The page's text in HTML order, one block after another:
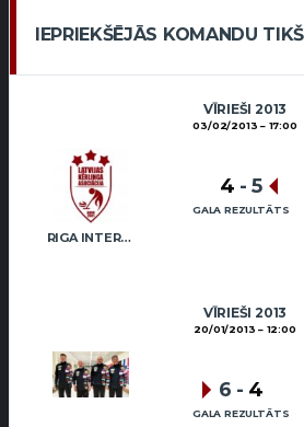
IEPRIEKŠĒJĀS KOMANDU
VĪRIEŠI 2013
03/02/2013 17:00
RIGA INTERNATIONAL CURLING CLUB / GRAY
4 - 5
GALA REZULTĀTS
VĪRIEŠI 2013
20/01/2013 12:00
6 - 4
GALA REZULTĀTS